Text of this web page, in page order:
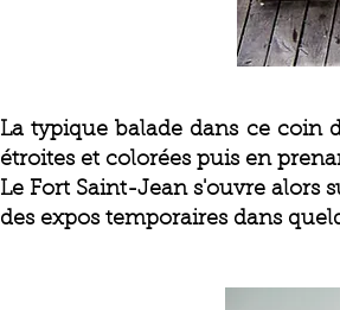
La typique balade dans ce coin
étroites et colorées puis en
Le Fort Saint-Jean s'ouvre alors
des expos temporaires dans